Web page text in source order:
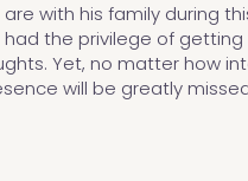
with his family during
the privilege of
Yet, no matter how
will be greatly